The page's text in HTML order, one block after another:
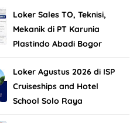
Loker Sales TO, Teknisi,
Mekanik di PT Karunia
Plastindo Abadi Bogor
Loker Agustus 2026 di ISP
Cruiseships and Hotel
School Solo Raya